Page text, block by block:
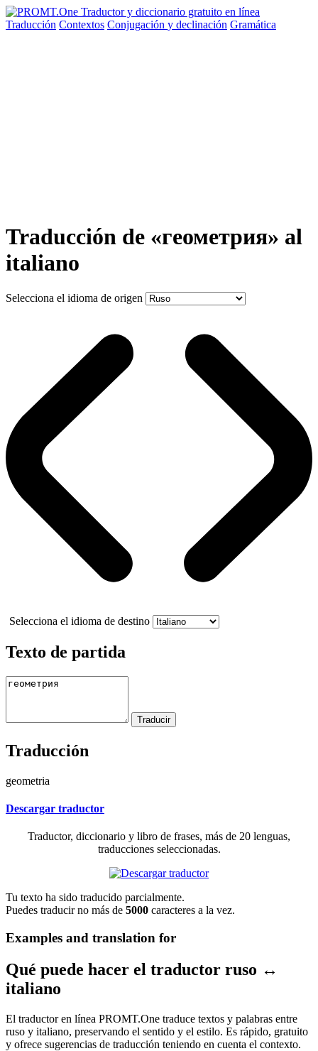
Traducción Contextos Conjugación y declinación Gramática
Traducción de «геометрия» al
italiano
Selecciona el idioma de origen
Selecciona el idioma de destino
Texto de partida
Traducción
geometria
Descargar traductor
Traductor, diccionario y libro de frases, más de 20 lenguas,
traducciones seleccionadas.
Tu texto ha sido traducido parcialmente.
Puedes traducir no más de 5000 caracteres a la vez.
Examples and translation for
Qué puede hacer el traductor ruso ↔
italiano
El traductor en línea PROMT.One traduce textos y palabras entre
ruso y italiano, preservando el sentido y el estilo. Es rápido, gratuito
y ofrece sugerencias de traducción teniendo en cuenta el contexto.